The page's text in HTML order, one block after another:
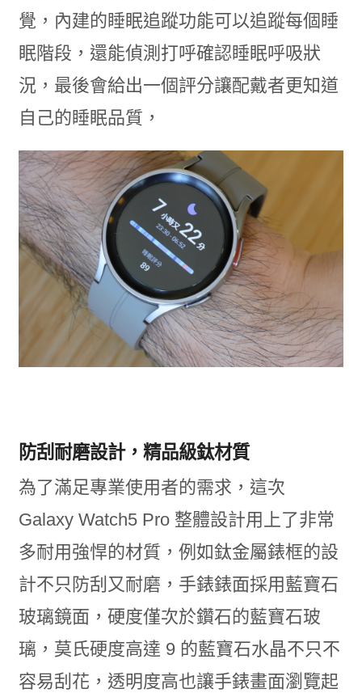
覺，內建的睡眠追蹤功能可以追蹤每個睡
眠階段，還能偵測打呼確認睡眠呼吸狀
況，最後會給出一個評分讓配戴者更知道
自己的睡眠品質，
防刮耐磨設計，精品級鈦材質
為了滿足專業使用者的需求，這次
Galaxy Watch5 Pro 整體設計用上了非常
多耐用強悍的材質，例如鈦金屬錶框的設
計不只防刮又耐磨，手錶錶面採用藍寶石
玻璃鏡面，硬度僅次於鑽石的藍寶石玻
璃，莫氏硬度高達 9 的藍寶石水晶不只不
容易刮花，透明度高也讓手錶畫面瀏覽起